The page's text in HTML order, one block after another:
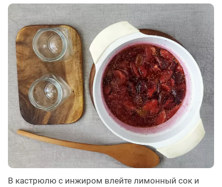
В кастрюлю с инжиром влейте лимонный сок и